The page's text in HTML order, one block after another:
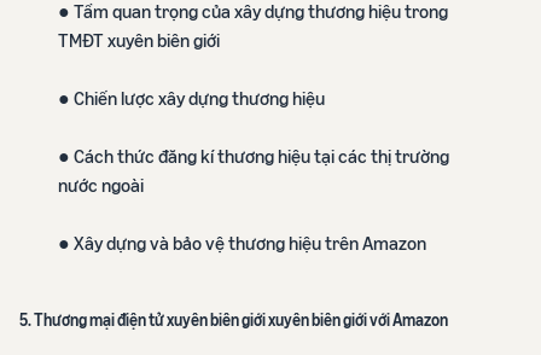
● Tầm quan trọng của xây dựng thương hiệu trong
TMĐT xuyên biên giới
● Chiến lược xây dựng thương hiệu
● Cách thức đăng kí thương hiệu tại các thị trường
nước ngoài
● Xây dựng và bảo vệ thương hiệu trên Amazon
5. Thương mại điện tử xuyên biên giới xuyên biên giới với Amazon